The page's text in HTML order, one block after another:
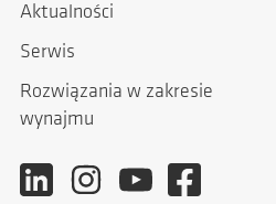
Aktualności
Serwis
Rozwiązania w zakresie
wynajmu